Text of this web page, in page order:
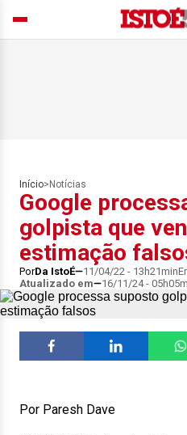
Início> Notícias
Google
golpista que
estimação
PorDa IstoÉ 11/04/22 - 13h21min
Atualizado em
16/11/24 -
Por Paresh Dave